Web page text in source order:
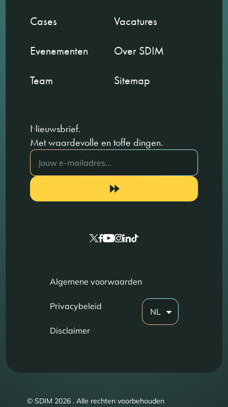
Cases
Vacatures
Evenementen
Over SDIM
Team
Sitemap
Nieuwsbrief.
Met waardevolle en toffe dingen.
Algemene voorwaarden
Privacybeleid
Disclaimer
NL
© SDIM 2026 . Alle rechten voorbehouden